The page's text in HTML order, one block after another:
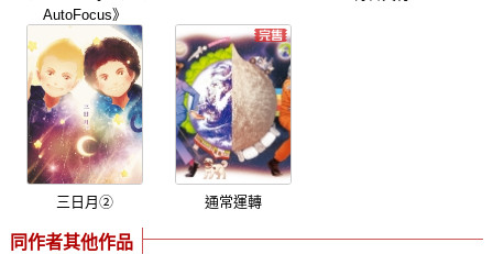
AutoFocus》
三日月② 通常運轉
同作者其他作品